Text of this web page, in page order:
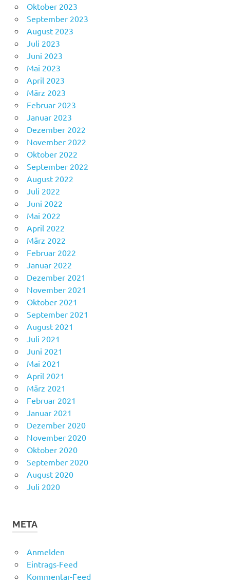
Oktober 2023
September 2023
August 2023
Juli 2023
Juni 2023
Mai 2023
April 2023
März 2023
Februar 2023
Januar 2023
Dezember 2022
November 2022
Oktober 2022
September 2022
August 2022
Juli 2022
Juni 2022
Mai 2022
April 2022
März 2022
Februar 2022
Januar 2022
Dezember 2021
November 2021
Oktober 2021
September 2021
August 2021
Juli 2021
Juni 2021
Mai 2021
April 2021
März 2021
Februar 2021
Januar 2021
Dezember 2020
November 2020
Oktober 2020
September 2020
August 2020
Juli 2020
META
Anmelden
Eintrags-Feed
Kommentar-Feed